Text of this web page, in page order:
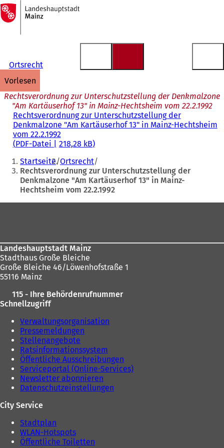
Inhalt anspringen
Zur
Startseite
Ortsrecht
vorlesen
Rechtsverordnung zur Unterschutzstellung der Denkmalzone
"Am Kartäuserhof 13" in Mainz-Hechtsheim vom 22.2.1992
Rechtsverordnung zur Unterschutzstellung der
Denkmalzone "Am Kartäuserhof 13" in Mainz-Hechtsheim
vom 22.2.1992
PDF-Datei 218,28 kB
Sie
befinden
sich
Startseite Ortsrecht
Rechtsverordnung zur Unterschutzstellung der
Denkmalzone "Am Kartäuserhof 13" in Mainz-
Hechtsheim vom 22.2.1992
Landeshauptstadt Mainz
Stadthaus Große Bleiche
Große Bleiche 46/Löwenhofstraße 1
55116 Mainz
115 - Ihre Behördenrufnummer
Schnellzugriff
Verwaltungsorganisation
Pressemeldungen
Stellenangebote
Ratsinformationssystem
Öffentliche Ausschreibungen
Serviceportal (Online-Services)
Newsletter abonnieren
Datenschutzeinstellungen
City Service
Stadtplan
WLAN-Hotspots
Öffentliche Toiletten